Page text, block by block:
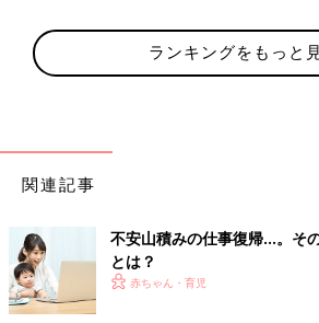
ランキングをもっと
関連記事
不安山積みの仕事復帰…。そ
とは？
赤ちゃん・育児